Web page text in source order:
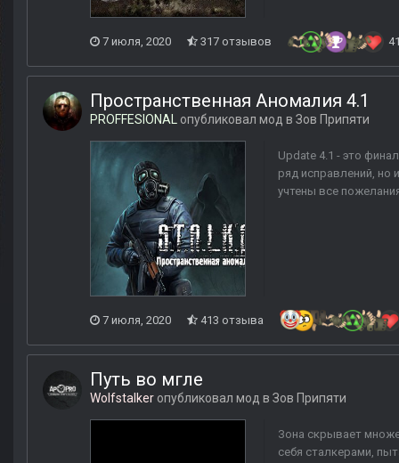
7 июля, 2020 317 отзывов
Пространственная Аномалия 4.1
PROFFESIONAL опубликовал мод в Зов Припяти
Update 4.1 - это
ряд исправлений, но
учтены все
7 июля, 2020 413 отзыва
Путь во мгле
Wolfstalker опубликовал мод в Зов Припяти
Зона скрывает
себя сталкерами,